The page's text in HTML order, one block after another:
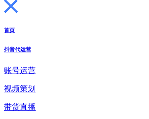
首页
抖音代运营
账号运营
视频策划
带货直播